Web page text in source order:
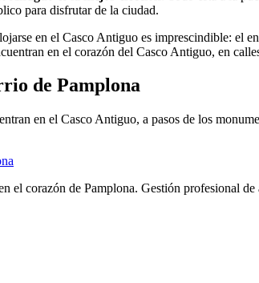
para disfrutar de la ciudad.
en el Casco Antiguo es imprescindible: el
en el corazón del Casco Antiguo, en
de Pamplona
en el Casco Antiguo, a pasos de los
el corazón de Pamplona. Gestión profesional